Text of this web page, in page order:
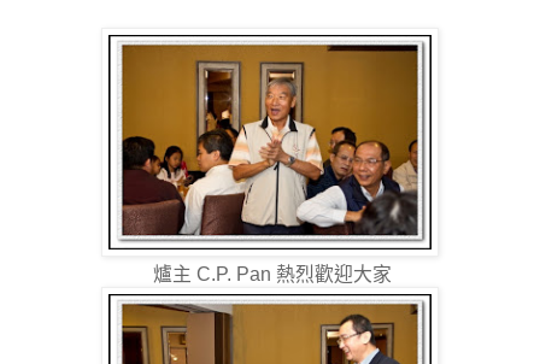
爐主 C.P. Pan 熱烈歡迎大家